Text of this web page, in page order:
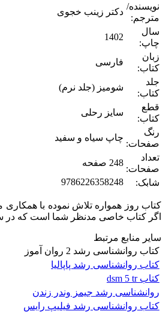
نویسنده/
مترجم:
دکتر زینب خجوی
سال
چاپ:
1402
زبان
کتاب:
فارسی
جلد
کتاب:
شومیز (جلد نرم)
قطع
کتاب:
سایز رحلی
رنگ
صفحات:
چاپ سیاه و سفید
تعداد
صفحات:
248 صفحه
شابک:
9786226358248
کتاب روز همواره تلاش نموده با همکاری
اگر کتاب خاصی مدنظر شما است که در
سایر منابع مرتبط
کتاب روانشناسی رشد 2 روان آموز
کتاب روانشناسی رشد پاپالیا
کتاب dsm 5 tr
روانشناسی رشد جیمز وندر زندن
کتاب روانشناسی رشد فیلیپ رایس